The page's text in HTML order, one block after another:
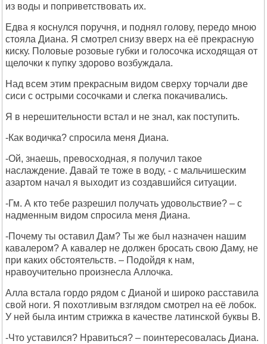
из воды и поприветствовать их.
Едва я коснулся поручня, и поднял голову, передо мною
стояла Диана. Я смотрел снизу вверх на её прекрасную
киску. Половые розовые губки и голосочка исходящая от
щелочки к пупку здорово возбуждала.
Над всем этим прекрасным видом сверху торчали две
сиси с острыми сосочками и слегка покачивались.
Я в нерешительности встал и не знал, как поступить.
-Как водичка? спросила меня Диана.
-Ой, знаешь, превосходная, я получил такое
наслаждение. Давай те тоже в воду, - с мальчишеским
азартом начал я выходит из создавшийся ситуации.
-Гм. А кто тебе разрешил получать удовольствие? – с
надменным видом спросила меня Диана.
-Почему ты оставил Дам? Ты же был назначен нашим
кавалером? А кавалер не должен бросать свою Даму, не
при каких обстоятельств. – Подойдя к нам,
нравоучительно произнесла Аллочка.
Алла встала гордо рядом с Дианой и широко расставила
свой ноги. Я похотливым взглядом смотрел на её лобок.
У ней была интим стрижка в качестве латинской буквы В.
-Что уставился? Нравиться? – поинтересовалась Диана.